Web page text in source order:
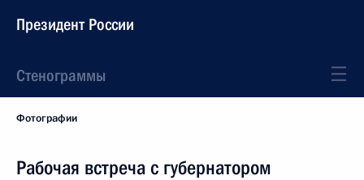
Президент России
Стенограммы
Фотографии
Рабочая встреча с губернатором